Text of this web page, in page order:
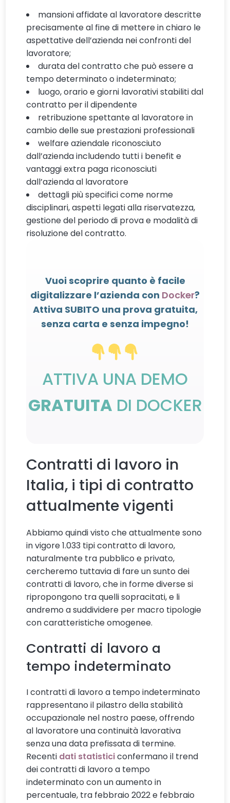
mansioni affidate al lavoratore descritte
precisamente al fine di mettere in chiaro le
aspettative dell’azienda nei confronti del
lavoratore;
durata del contratto che può essere a
tempo determinato o indeterminato;
luogo, orario e giorni lavorativi stabiliti dal
contratto per il dipendente
retribuzione spettante al lavoratore in
cambio delle sue prestazioni professionali
welfare aziendale riconosciuto
dall’azienda includendo tutti i benefit e
vantaggi extra paga riconosciuti
dall’azienda al lavoratore
dettagli più specifici come norme
disciplinari, aspetti legati alla riservatezza,
gestione del periodo di prova e modalità di
risoluzione del contratto.
Vuoi scoprire quanto è facile
digitalizzare l’azienda con Docker?
Attiva SUBITO una prova gratuita,
senza carta e senza impegno!
ATTIVA UNA DEMO
GRATUITA DI DOCKER
Contratti di lavoro in
Italia, i tipi di contratto
attualmente vigenti
Abbiamo quindi visto che attualmente sono
in vigore 1.033 tipi contratto di lavoro,
naturalmente tra pubblico e privato,
cercheremo tuttavia di fare un sunto dei
contratti di lavoro, che in forme diverse si
ripropongono tra quelli sopracitati, e li
andremo a suddividere per macro tipologie
con caratteristiche omogenee.
Contratti di lavoro a
tempo indeterminato
I contratti di lavoro a tempo indeterminato
rappresentano il pilastro della stabilità
occupazionale nel nostro paese, offrendo
al lavoratore una continuità lavorativa
senza una data prefissata di termine.
Recenti dati statisticiconfermano il trend
dei contratti di lavoro a tempo
indeterminato con un aumento in
percentuale, tra febbraio 2022 e febbraio